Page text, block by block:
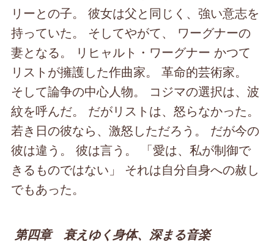
リーとの子。 彼女は父と同じく、強い意志を
持っていた。 そしてやがて、 ワーグナーの
妻となる。 リヒャルト・ワーグナー かつて
リストが擁護した作曲家。 革命的芸術家。
そして論争の中心人物。 コジマの選択は、波
紋を呼んだ。 だがリストは、怒らなかった。
若き日の彼なら、激怒しただろう。 だが今の
彼は違う。 彼は言う。 「愛は、私が制御で
きるものではない」 それは自分自身への赦し
でもあった。
第四章 衰えゆく身体、深まる音楽